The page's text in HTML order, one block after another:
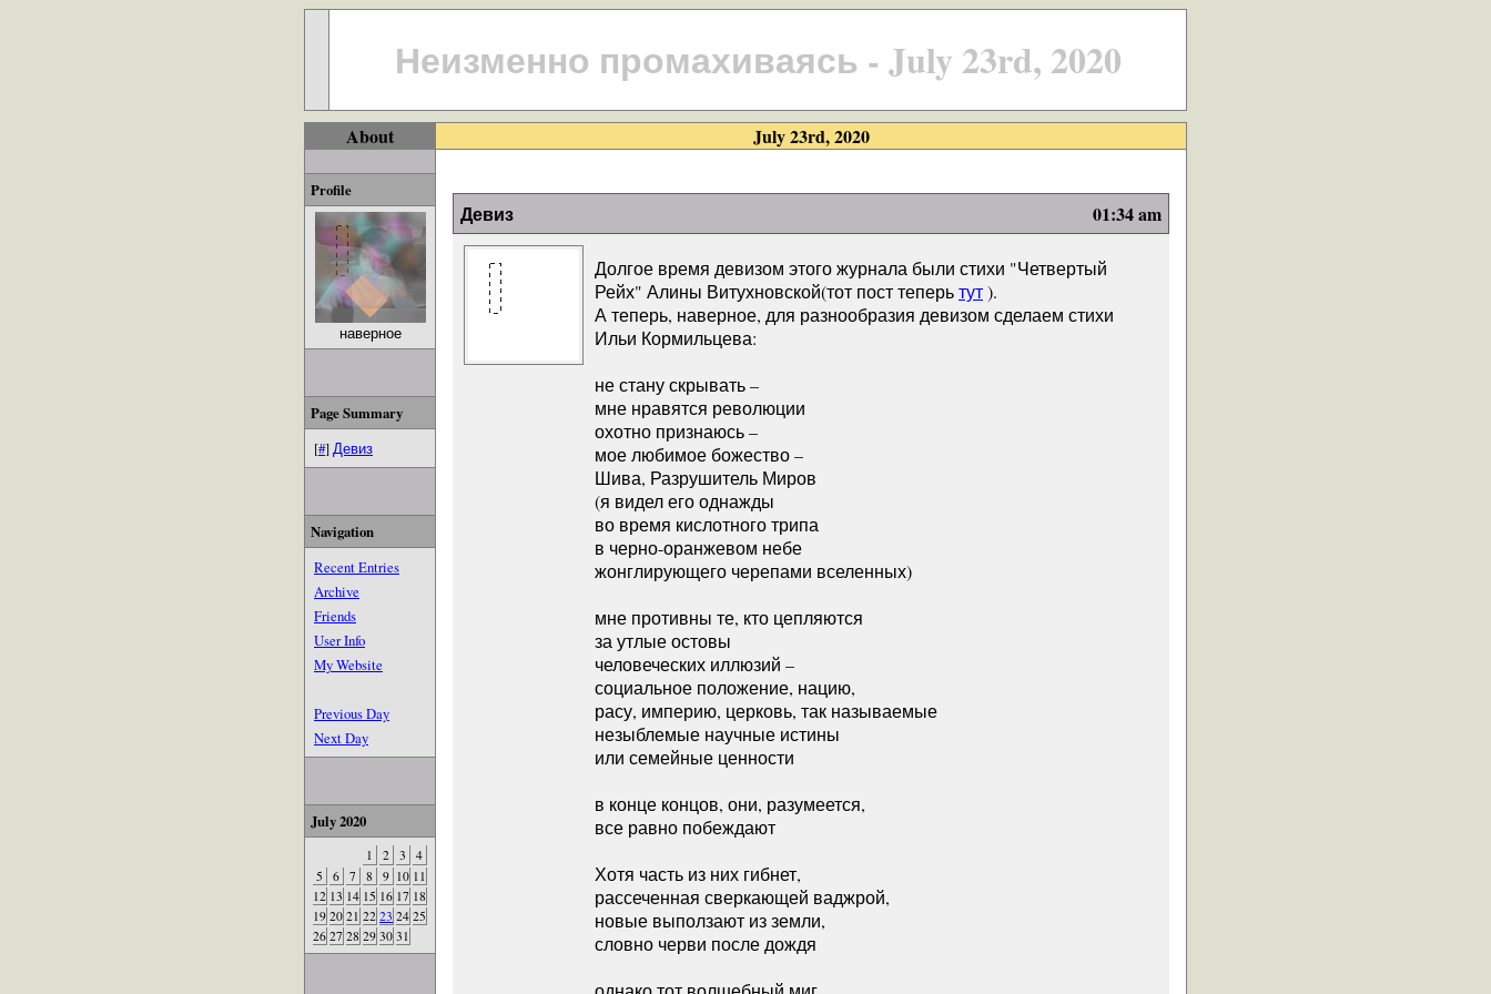
Неизменно промахиваясь - July 23rd, 2020
About July 23rd, 2020
Profile
наверное
Page Summary
[#]Девиз
Navigation
Recent Entries
Archive
Friends
User Info
My Website
Previous Day
Next Day
July 2020
1 2 3
4
5
6 7 8 9 10 11
12 13 14 15 16 17 18
19 20 21 22 23 24 25
26 27 28 29 30 31
Девиз 01:34 am
Долгое время девизом этого журнала были стихи "Четвертый
Рейх" Алины Витухновской(тот пост теперьтут).
А теперь, наверное, для разнообразия девизом сделаем стихи
Ильи Кормильцева:
не стану скрывать –
мне нравятся революции
охотно признаюсь –
мое любимое божество –
Шива, Разрушитель Миров
(я видел его однажды
во время кислотного трипа
в черно-оранжевом небе
жонглирующего черепами вселенных)
мне противны те, кто цепляются
за утлые остовы
человеческих иллюзий –
социальное положение, нацию,
расу, империю, церковь, так называемые
незыблемые научные истины
или семейные ценности
в конце концов, они, разумеется,
все равно побеждают
Хотя часть из них гибнет,
рассеченная сверкающей ваджрой,
новые выползают из земли,
словно черви после дождя